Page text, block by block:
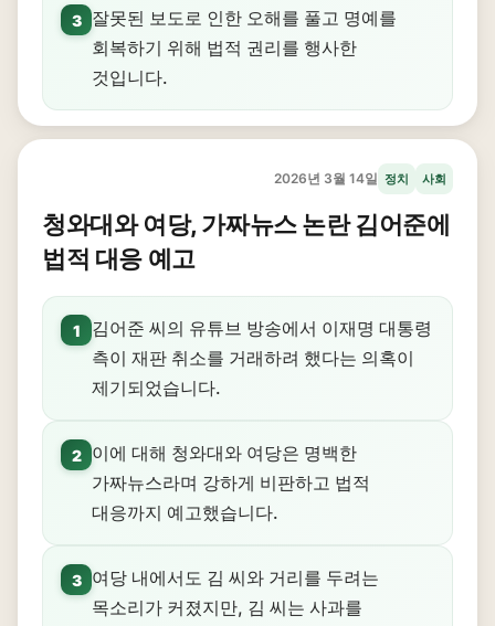
3
잘못된 보도로 인한 오해를 풀고 명예를
회복하기 위해 법적 권리를 행사한
것입니다.
2026년 3월 14일 정치 사회
청와대와 여당, 가짜뉴스 논란 김어준에
법적 대응 예고
1
김어준 씨의 유튜브 방송에서 이재명 대통령
측이 재판 취소를 거래하려 했다는 의혹이
제기되었습니다.
2
이에 대해 청와대와 여당은 명백한
가짜뉴스라며 강하게 비판하고 법적
대응까지 예고했습니다.
3
여당 내에서도 김 씨와 거리를 두려는
목소리가 커졌지만, 김 씨는 사과를